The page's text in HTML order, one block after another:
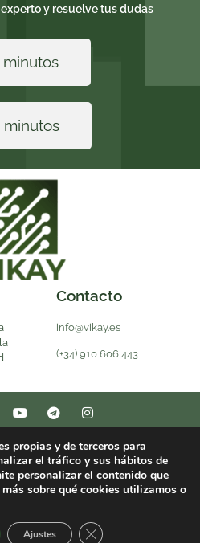
y resuelve tus dudas
minutos
minutos
Contacto
info@vikay.es
(+34) 910 606 443
Contacto Equipo
Política de Cookies
de Privacidad
propias y de terceros para
el tráfico y sus hábitos de
personalizar el contenido que
sobre qué cookies utilizamos o
Ajustes Cerrar el banner de